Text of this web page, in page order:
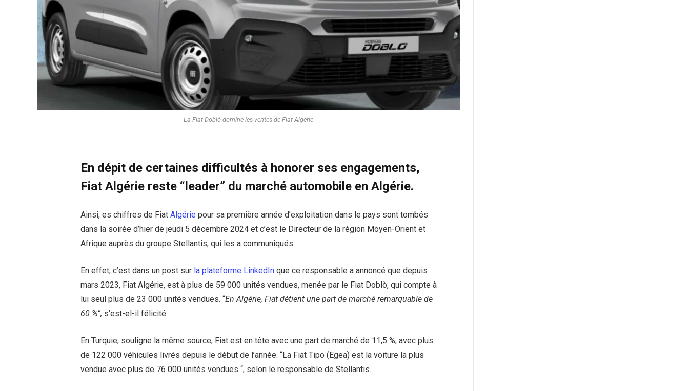
La Fiat Doblò domine les ventes de Fiat Algérie
En dépit de certaines difficultés à honorer ses engagements,
Fiat Algérie reste “leader” du marché automobile en Algérie.
Ainsi, es chiffres de Fiat Algérie pour sa première année d’exploitation dans le pays sont tombés
dans la soirée d’hier de jeudi 5 décembre 2024 et c’est le Directeur de la région Moyen-Orient et
Afrique auprès du groupe Stellantis, qui les a communiqués.
En effet, c’est dans un post sur la plateforme LinkedInque ce responsable a annoncé que depuis
mars 2023, Fiat Algérie, est à plus de 59 000 unités vendues, menée par le Fiat Doblò, qui compte à
lui seul plus de 23 000 unités vendues. “En Algérie, Fiat détient une part de marché remarquable de
60 %”, s’est-el-il félicité
En Turquie, souligne la même source, Fiat est en tête avec une part de marché de 11,5 %, avec plus
de 122 000 véhicules livrés depuis le début de l’année. “La Fiat Tipo (Egea) est la voiture la plus
vendue avec plus de 76 000 unités vendues “, selon le responsable de Stellantis.